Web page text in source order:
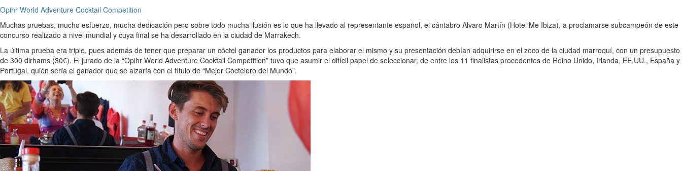
Opihr World Adventure Cocktail Competition
Muchas pruebas, mucho esfuerzo, mucha dedicación pero sobre todo mucha ilusión es lo que ha llevado al representante español, el cántabro Alvaro Martín (Hotel Me Ibiza), a proclamarse subcampeón de este
concurso realizado a nivel mundial y cuya final se ha desarrollado en la ciudad de Marrakech.
La última prueba era triple, pues además de tener que preparar un cóctel ganador los productos para elaborar el mismo y su presentación debían adquirirse en el zoco de la ciudad marroquí, con un presupuesto
de 300 dirhams (30€). El jurado de la “Opihr World Adventure Cocktail Competition” tuvo que asumir el difícil papel de seleccionar, de entre los 11 finalistas procedentes de Reino Unido, Irlanda, EE.UU., España y
Portugal, quién sería el ganador que se alzaría con el título de “Mejor Coctelero del Mundo”.